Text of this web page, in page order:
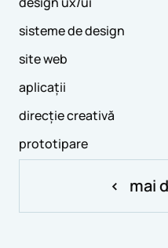
sisteme de design
site web
aplicații
direcție creativă
prototipare
mai